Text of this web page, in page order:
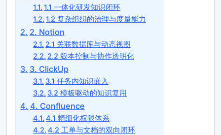
1.1 一体化研发知识闭环
1.2 复杂组织的治理与度量能力
2. Notion
2.1 关联数据库与动态视图
2.2 版本控制与协作透明化
3. ClickUp
3.1 任务内知识嵌入
3.2 模板驱动的知识复用
4. Confluence
4.1 精细化权限体系
4.2 工单与文档的双向闭环